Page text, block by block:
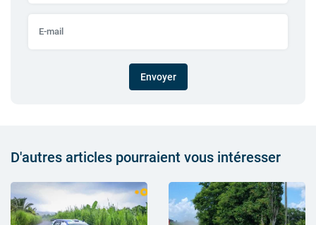
Envoyer
D'autres articles pourraient vous intéresser